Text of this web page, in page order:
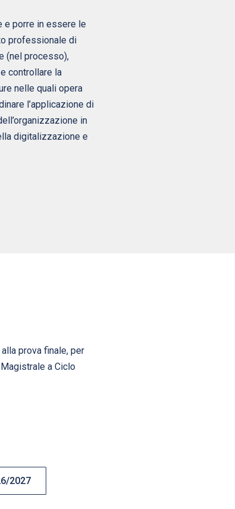
e porre in essere le
professionale di
(nel processo),
controllare la
nelle quali opera
l’applicazione di
in
digitalizzazione e
prova finale, per
a Ciclo
2027